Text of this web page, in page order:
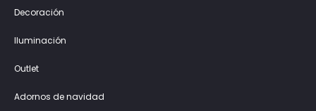
Decoración
Iluminación
Outlet
Adornos de navidad